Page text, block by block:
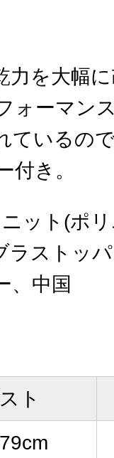
力を大幅
ォーマン
ているの
付き。
ット(ポ
ラストッ
、中国
ト